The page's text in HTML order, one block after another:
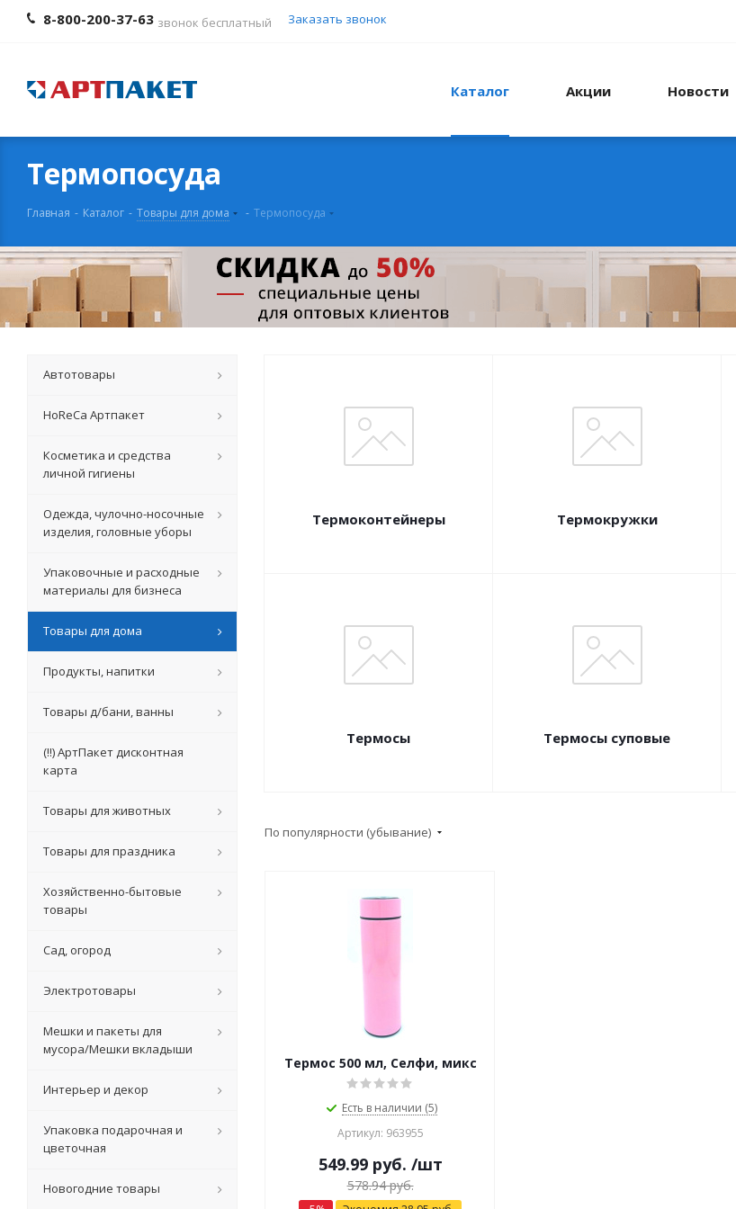
8-800-200-37-63 звонок бесплатный Заказать звонок
Каталог Акции Новости
Термопосуда
Главная - Каталог - Товары для дома - Термопосуда
Термоконтейнеры Термокружки
Термосы Термосы суповые
По популярности (убывание)
Термос 500 мл, Селфи, микс
Есть в наличии (5)
Артикул: 963955
549.99руб. /шт
578.94руб.
Автотовары
HoReCa Артпакет
Косметика и средства
личной гигиены
Одежда, чулочно-носочные
изделия, головные уборы
Упаковочные и расходные
материалы для бизнеса
Товары для дома
Продукты, напитки
Товары д/бани, ванны
(!!) АртПакет дисконтная
карта
Товары для животных
Товары для праздника
Хозяйственно-бытовые
товары
Сад, огород
Электротовары
Мешки и пакеты для
мусора/Мешки вкладыши
Интерьер и декор
Упаковка подарочная и
цветочная
Новогодние товары